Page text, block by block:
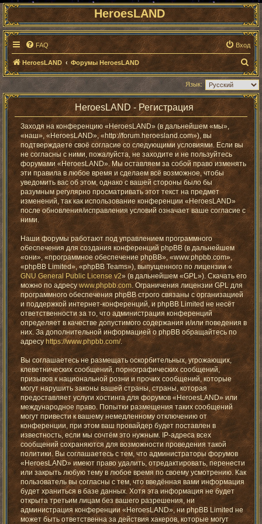
HeroesLAND
FAQ Вход
HeroesLAND Форумы HeroesLAND
П
о
и
Язык:
HeroesLAND - Регистрация
Заходя на конференцию «HeroesLAND» (в дальнейшем «мы»,
«наш», «HeroesLAND», «http://forum.heroesland.com»), вы
подтверждаете своё согласие со следующими условиями. Если вы
не согласны с ними, пожалуйста, не заходите и не пользуйтесь
форумами «HeroesLAND». Мы оставляем за собой право изменять
эти правила в любое время и сделаем всё возможное, чтобы
уведомить вас об этом, однако с вашей стороны было бы
разумным регулярно просматривать этот текст на предмет
изменений, так как использование конференции «HeroesLAND»
после обновления/исправления условий означает ваше согласие с
ними.
Наши форумы работают под управлением программного
обеспечения для создания конференций phpBB (в дальнейшем
«они», «программное обеспечение phpBB», «www.phpbb.com»,
«phpBB Limited», «phpBB Teams»), выпущенного по лицензии «
GNU General Public License v2» (в дальнейшем «GPL»). Скачать его
можно по адресуwww.phpbb.com. Ограничения лицензии GPL для
программного обеспечения phpBB строго связаны с организацией
и поддержкой интернет-конференций, и phpBB Limited не несёт
ответственности за то, что администрация конференций
определяет в качестве допустимого содержания и/или поведения в
них. За дополнительной информацией о phpBB обращайтесь по
адресу https://www.phpbb.com/.
Вы соглашаетесь не размещать оскорбительных, угрожающих,
клеветнических сообщений, порнографических сообщений,
призывов к национальной розни и прочих сообщений, которые
могут нарушить законы вашей страны, страны, которая
предоставляет услуги хостинга для форумов «HeroesLAND» или
международное право. Попытки размещения таких сообщений
могут привести к вашему немедленному отключению от
конференции, при этом ваш провайдер будет поставлен в
известность, если мы сочтём это нужным. IP-адреса всех
сообщений сохраняются для возможности проведения такой
политики. Вы соглашаетесь с тем, что администраторы форумов
«HeroesLAND» имеют право удалить, отредактировать, перенести
или закрыть любую тему в любое время по своему усмотрению. Как
пользователь вы согласны с тем, что введённая вами информация
будет храниться в базе данных. Хотя эта информация не будет
открыта третьим лицам без вашего разрешения, ни
администрация конференции «HeroesLAND», ни phpBB Limited не
может быть ответственна за действия хакеров, которые могут